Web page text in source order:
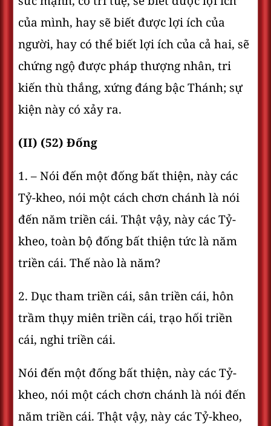
của mình, hay sẽ biết được lợi ích của
người, hay có thể biết lợi ích của cả hai, sẽ
chứng ngộ được pháp thượng nhân, tri
kiến thù thắng, xứng đáng bậc Thánh; sự
kiện này có xảy ra.
(II) (52) Ðống
1. – Nói đến một đống bất thiện, này các
Tỷ-kheo, nói một cách chơn chánh là nói
đến năm triền cái. Thật vậy, này các Tỷ-
kheo, toàn bộ đống bất thiện tức là năm
triền cái. Thế nào là năm?
2. Dục tham triền cái, sân triền cái, hôn
trầm thụy miên triền cái, trạo hối triền
cái, nghi triền cái.
Nói đến một đống bất thiện, này các Tỷ-
kheo, nói một cách chơn chánh là nói đến
năm triền cái. Thật vậy, này các Tỷ-kheo,